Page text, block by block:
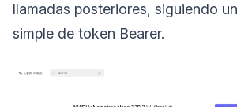
llamadas posteriores, siguiendo
simple de token Bearer.